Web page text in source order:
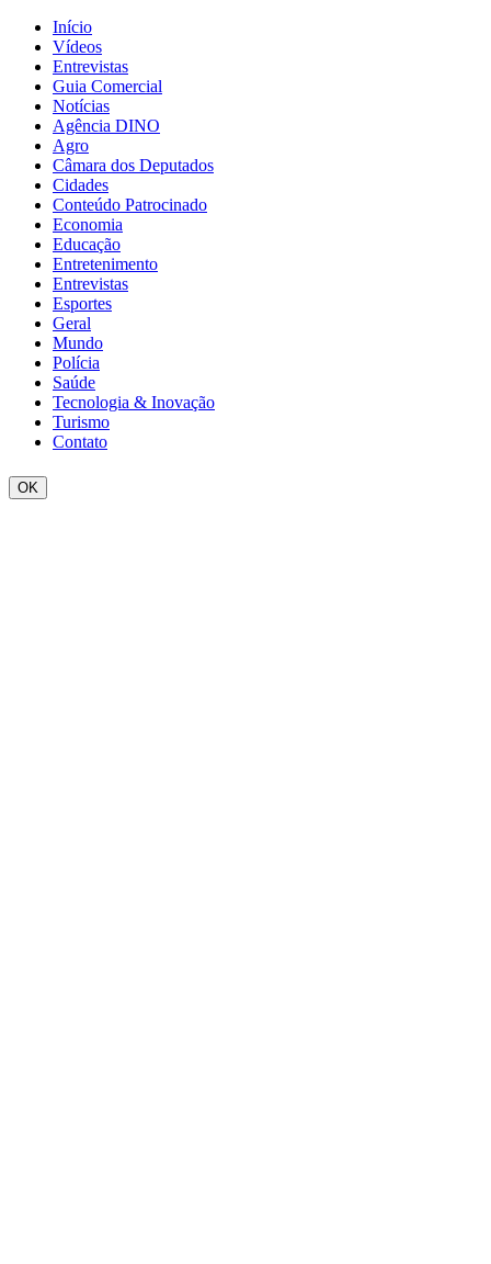
Início
Vídeos
Entrevistas
Guia Comercial
Notícias
Agência DINO
Agro
Câmara dos Deputados
Cidades
Conteúdo Patrocinado
Economia
Educação
Entretenimento
Entrevistas
Esportes
Geral
Mundo
Polícia
Saúde
Tecnologia & Inovação
Turismo
Contato
OK